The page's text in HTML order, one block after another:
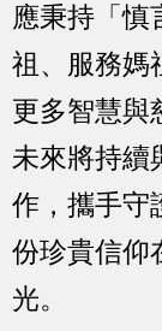
應秉持「慎
祖、服務媽
更多智慧與
未來將持續
作，攜手守
份珍貴信仰
光。